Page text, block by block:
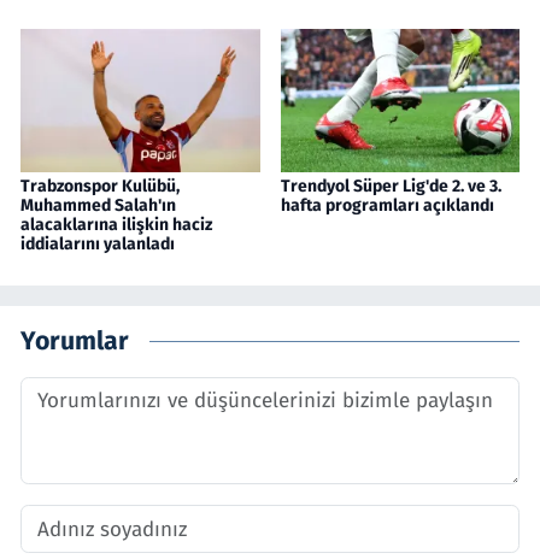
Trabzonspor Kulübü,
Muhammed Salah'ın
alacaklarına ilişkin haciz
iddialarını yalanladı
Trendyol Süper Lig'de 2. ve 3.
hafta programları açıklandı
Yorumlar